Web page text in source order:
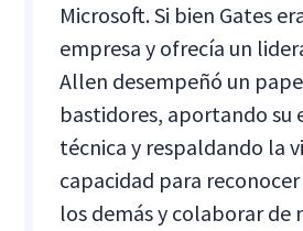
Microsoft. Si bien Gates
empresa y ofrecía un
Allen desempeñó un
bastidores, aportando su
técnica y respaldando la
capacidad para
los demás y colaborar de